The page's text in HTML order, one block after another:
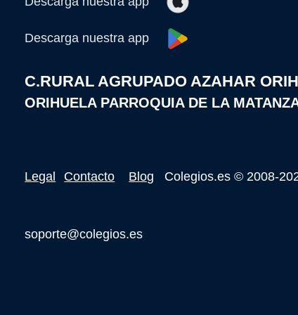
Descarga nuestra app
C.RURAL AGRUPADO AZAHAR
ORIHUELA PARROQUIA DE LA
Legal Contacto Blog Colegios.es © 2008-
soporte@colegios.es